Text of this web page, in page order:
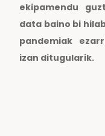
ekipamendu
data baino bi
pandemiak
izan ditugularik.